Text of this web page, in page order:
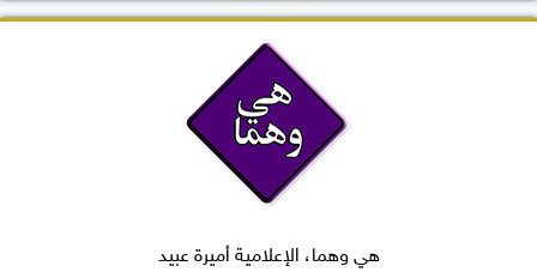
هي وهما، الإعلامية أميرة عبيد